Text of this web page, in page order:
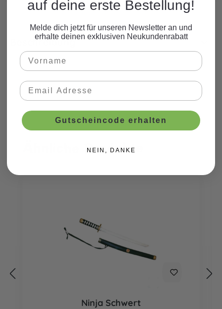
Beschreibung
Ähnliche Produkte
Ninja Schwert
auf deine erste Bestellung!
Melde dich jetzt für unseren Newsletter an und
erhalte deinen exklusiven Neukundenrabatt
Gutscheincode erhalten
NEIN, DANKE